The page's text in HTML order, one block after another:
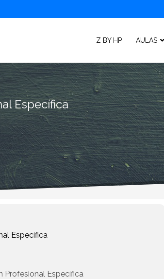
Z BY HP AULAS
Específica
Específica
Profesional Específica